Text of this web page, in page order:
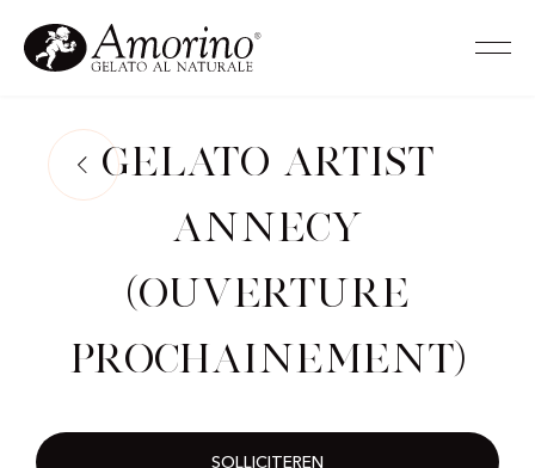
Gelato Artist
Annecy
(Ouverture
prochainement)
SOLLICITEREN